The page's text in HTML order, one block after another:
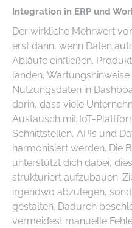
Integration in ERP und
Der wirkliche Mehrwert
erst dann, wenn Daten
Abläufe einfließen.
landen,
Nutzungsdaten in
darin, dass viele
Austausch mit IoT-
Schnittstellen, APIs und
harmonisiert werden. Die
unterstützt dich dabei,
strukturiert aufzubauen.
irgendwo abzulegen,
gestalten. Dadurch
vermeidest manuelle